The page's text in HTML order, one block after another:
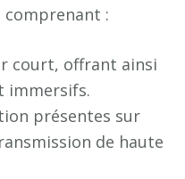
:
court, offrant ainsi
immersifs.
présentes sur
de haute